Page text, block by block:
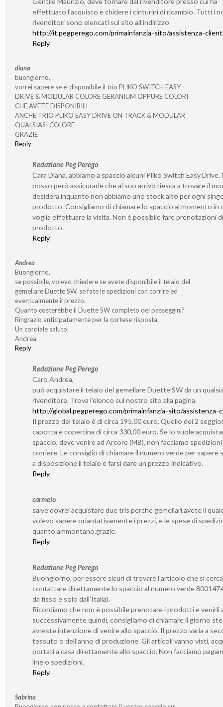
effettuato l’acquisto e chidere i cinturini di ricambio. Tutti i
rivenditori sono elencati sul sito all’indirizzo
http://it.pegperego.com/primainfanzia-sito/assistenza-
Reply
diana
buongiorno,
vorrei sapere se e’ disponibile il trio PLIKO SWITCH EASY
DRIVE & MODULAR COLORE GERANIUM OPPURE COLORI
CHE AVETE DISPONIBILI
ANCHE TRIO PLIKO EASY DRIVE ON TRACK & MODULAR
QUALSIASI COLORE
GRAZIE
Reply
Redazione Peg Perego
Cara Diana, abbiamo a spaccio alcuni Pliko Switch Easy Drive.
posso però assicurarle che al suo arrivo riesca a trovare il
desidera inquanto non abbiamo uno stock alto per ogni
prodotto. Consigliamo di chiamare lo spaccio al momento in
voglia effettuare la visita. Non è possibile fare prenotazioni di
prodotto.
Reply
Andrea
Buongiorno,
se possibile, volevo chiedere se avete disponibile il telaio del
gemellare Duette SW, se fate le spedizioni con corrire ed
eventualmente il prezzo.
Quanto costerebbe il Duette SW completo dei passeggini?
Ringrazio anticipatamente per la cortese risposta.
Un cordiale saluto.
Andrea
Reply
Redazione Peg Perego
Caro Andrea,
può acquistare il telaio del gemellare Duette SW da un
rivenditore. Trova l’elenco sul nostro sito alla pagina
http://global.pegperego.com/primainfanzia-sito/assistenza-
Il prezzo del telaio è di circa 195.00 euro. Quello dei 2
capotta e copertina di circa 330,00 euro. Se lo vuole
spaccio, deve venire ad Arcore (MB), non facciamo
corriere. Le consiglio di chiamare il numero verde per sapere
a disposizione il telaio e farsi dare un prezzo indicativo.
Reply
carmelo
salve dovrei acquistare due tris perche gemellari.avete li
volevo sapere oriantativamente i prezzi, e le spese di
quanto ammontano,grazie.
Reply
Redazione Peg Perego
Buongiorno, per essere sicuri di trovare l’articolo che si
contattare direttamente lo spaccio al numero verde
da fisso e solo dall’Italia).
Ricordiamo che non è possibile prenotare i prodotti e venirli
successivamente quindi, consigliamo di chiamare il giorno
avreste intenzione di venire allo spaccio. Il prezzo varia a
tessuto o dell’anno di produzione. Gli articoli vanno visti,
portati a casa direttamente allo spaccio. Non facciamo
line o spedizioni.
Reply
Sabrina